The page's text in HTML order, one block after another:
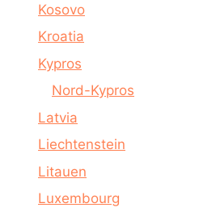
Kosovo
Kroatia
Kypros
Nord-Kypros
Latvia
Liechtenstein
Litauen
Luxembourg